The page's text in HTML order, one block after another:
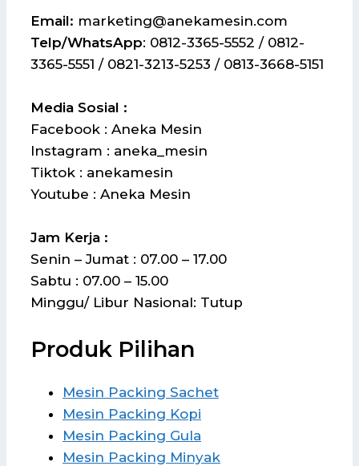
Email: marketing@anekamesin.com
Telp/WhatsApp: 0812-3365-5552 / 0812-
3365-5551 / 0821-3213-5253 / 0813-3668-5151
Media Sosial :
Facebook : Aneka Mesin
Instagram : aneka_mesin
Tiktok : anekamesin
Youtube : Aneka Mesin
Jam Kerja :
Senin – Jumat : 07.00 – 17.00
Sabtu : 07.00 – 15.00
Minggu/ Libur Nasional: Tutup
Produk Pilihan
Mesin Packing Sachet
Mesin Packing Kopi
Mesin Packing Gula
Mesin Packing Minyak